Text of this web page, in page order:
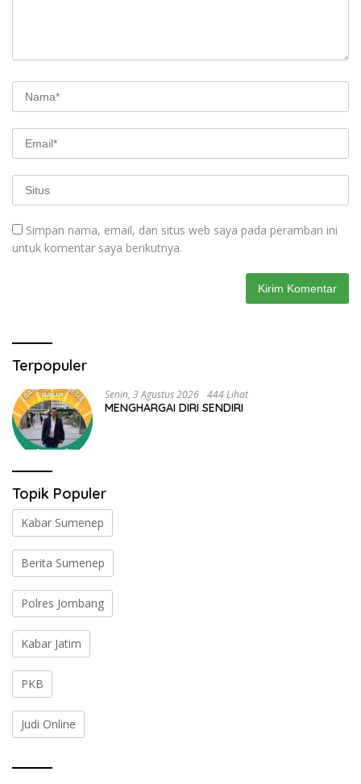
Simpan nama, email, dan situs web saya pada peramban ini
untuk komentar saya berikutnya.
Terpopuler
Senin, 3 Agustus 2026 444 Lihat
MENGHARGAI DIRI SENDIRI
Topik Populer
Kabar Sumenep
Berita Sumenep
Polres Jombang
Kabar Jatim
PKB
Judi Online